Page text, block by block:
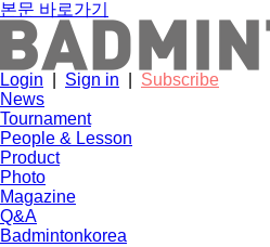
본문 바로가기
Login Sign in
Subscribe
News
Tournament
People & Lesson
Product
Photo
Magazine
Q&A
Badmintonkorea